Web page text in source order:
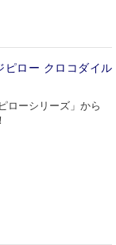
ピロー クロコダイル
ローシリーズ」から